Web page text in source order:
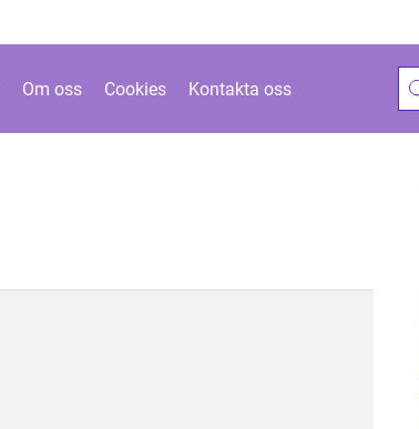
Om oss Cookies Kontakta oss